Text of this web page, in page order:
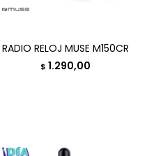
RADIO RELOJ MUSE M150CR
$ 1.290,00